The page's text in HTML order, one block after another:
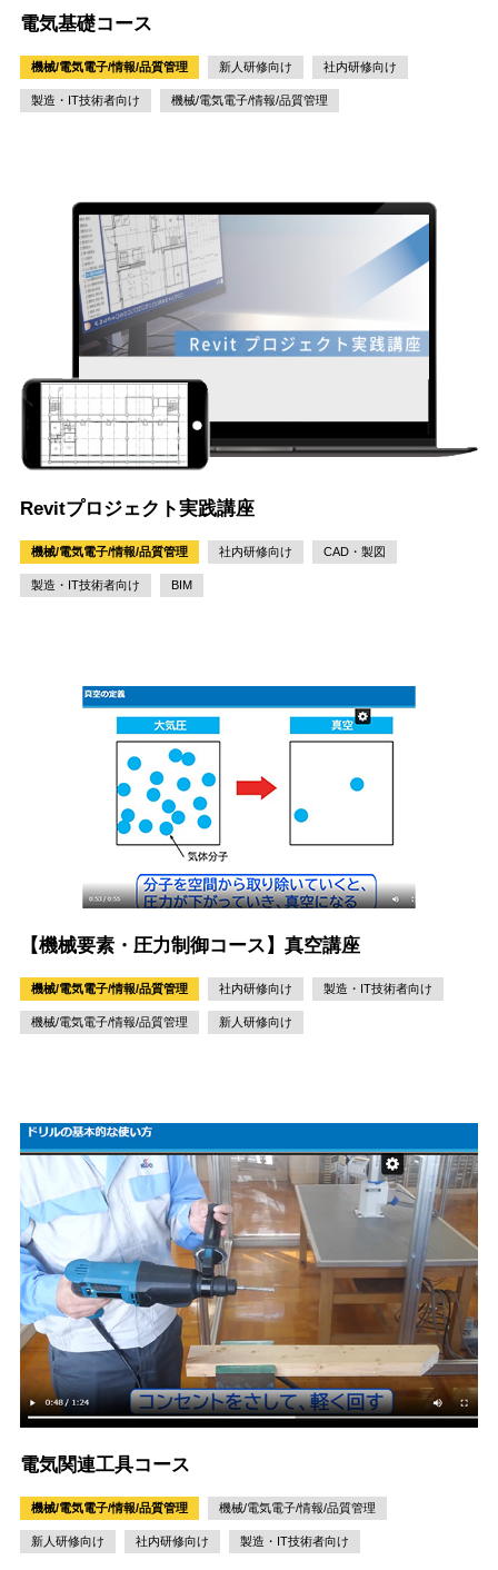
電気基礎コース
機械/電気電子/情報/品質管理 新人研修向け 社内研修向け
製造・IT技術者向け 機械/電気電子/情報/品質管理
Revitプロジェクト実践講座
機械/電気電子/情報/品質管理 社内研修向け CAD・製図
製造・IT技術者向け BIM
【機械要素・圧力制御コース】真空講座
機械/電気電子/情報/品質管理 社内研修向け 製造・IT技術者向け
機械/電気電子/情報/品質管理 新人研修向け
電気関連工具コース
機械/電気電子/情報/品質管理 機械/電気電子/情報/品質管理
新人研修向け 社内研修向け 製造・IT技術者向け